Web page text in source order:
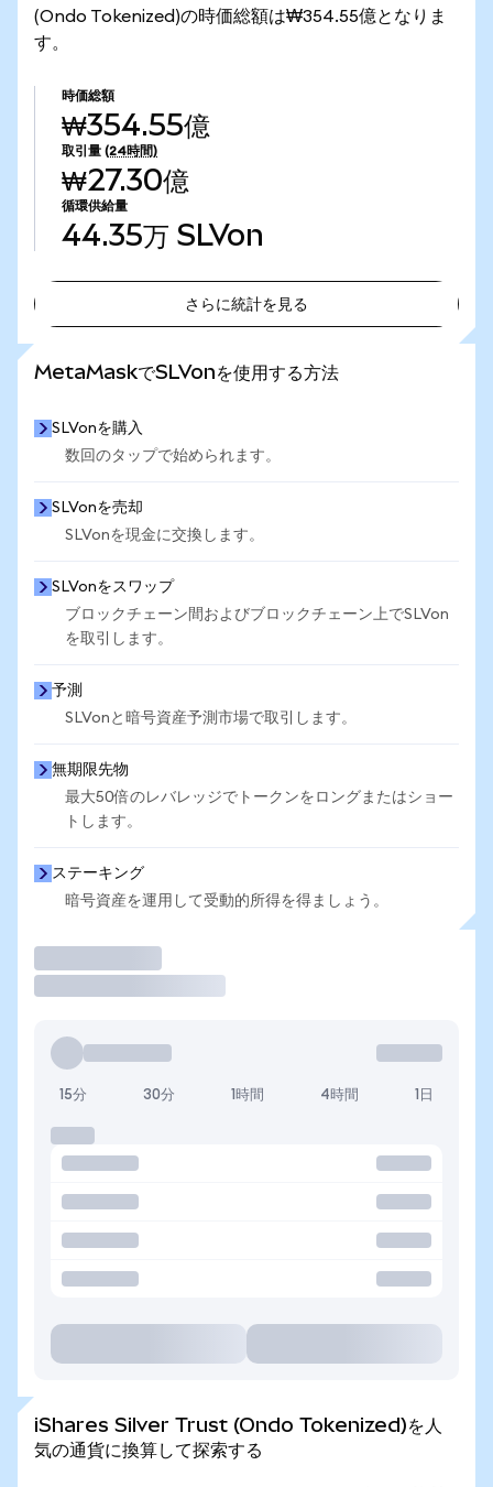
(Ondo Tokenized)の時価総額は₩354.55億となりま
す。
時価総額
₩354.55億
取引量 (24時間)
₩27.30億
循環供給量
44.35万 SLVon
さらに統計を見る
MetaMaskでSLVonを使用する方法
SLVonを購入
数回のタップで始められます。
SLVonを売却
SLVonを現金に交換します。
SLVonをスワップ
ブロックチェーン間およびブロックチェーン上でSLVon
を取引します。
予測
SLVonと暗号資産予測市場で取引します。
無期限先物
最大50倍のレバレッジでトークンをロングまたはショー
トします。
ステーキング
暗号資産を運用して受動的所得を得ましょう。
15分 30分 1時間 4時間 1日
iShares Silver Trust (Ondo Tokenized)を人
気の通貨に換算して探索する